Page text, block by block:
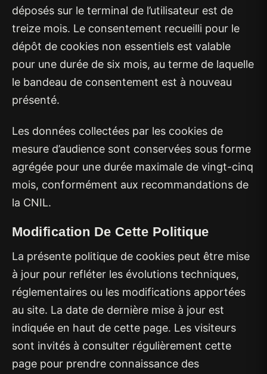
déposés sur le terminal de l’utilisateur est de
treize mois. Le consentement recueilli pour le
dépôt de cookies non essentiels est valable
pour une durée de six mois, au terme de laquelle
le bandeau de consentement est à nouveau
présenté.
Les données collectées par les cookies de
mesure d’audience sont conservées sous forme
agrégée pour une durée maximale de vingt-cinq
mois, conformément aux recommandations de
la CNIL.
Modification De Cette Politique
La présente politique de cookies peut être mise
à jour pour refléter les évolutions techniques,
réglementaires ou les modifications apportées
au site. La date de dernière mise à jour est
indiquée en haut de cette page. Les visiteurs
sont invités à consulter régulièrement cette
page pour prendre connaissance des